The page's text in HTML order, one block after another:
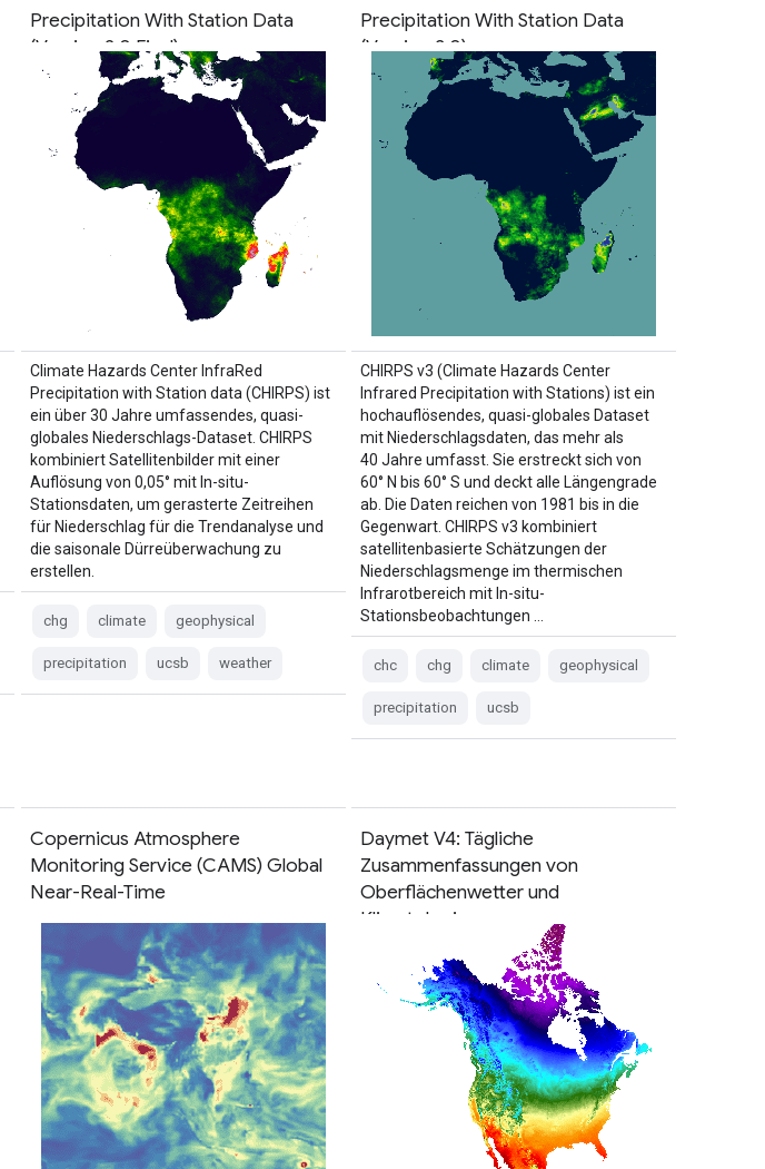
Precipitation With Station Data
(Version 2.0 Final)
Climate Hazards Center InfraRed
Precipitation with Station data (CHIRPS) ist
ein über 30 Jahre umfassendes, quasi-
globales Niederschlags-Dataset. CHIRPS
kombiniert Satellitenbilder mit einer
Auflösung von 0,05° mit In-situ-
Stationsdaten, um gerasterte Zeitreihen
für Niederschlag für die Trendanalyse und
die saisonale Dürreüberwachung zu
erstellen.
chg climate geophysical
precipitation ucsb weather
Precipitation With Station Data
(Version 3.0)
CHIRPS v3 (Climate Hazards Center
Infrared Precipitation with Stations) ist ein
hochauflösendes, quasi-globales Dataset
mit Niederschlagsdaten, das mehr als
40 Jahre umfasst. Sie erstreckt sich von
60° N bis 60° S und deckt alle Längengrade
ab. Die Daten reichen von 1981 bis in die
Gegenwart. CHIRPS v3 kombiniert
satellitenbasierte Schätzungen der
Niederschlagsmenge im thermischen
Infrarotbereich mit In-situ-
Stationsbeobachtungen …
chc chg climate geophysical
precipitation ucsb
Copernicus Atmosphere
Monitoring Service (CAMS) Global
Near-Real-Time
Daymet V4: Tägliche
Zusammenfassungen von
Oberflächenwetter und
Klimatologie